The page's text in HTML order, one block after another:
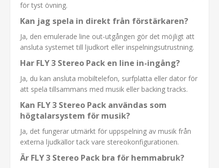
för tyst övning.
Kan jag spela in direkt från förstärkaren?
Ja, den emulerade line out-utgången gör det möjligt att
ansluta systemet till ljudkort eller inspelningsutrustning.
Har FLY 3 Stereo Pack en line in-ingång?
Ja, du kan ansluta mobiltelefon, surfplatta eller dator för
att spela tillsammans med musik eller backing tracks.
Kan FLY 3 Stereo Pack användas som
högtalarsystem för musik?
Ja, det fungerar utmärkt för uppspelning av musik från
externa ljudkällor tack vare stereokonfigurationen.
Är FLY 3 Stereo Pack bra för hemmabruk?